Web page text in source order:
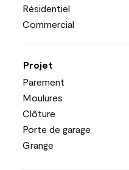
Résidentiel
Commercial
Projet
Parement
Moulures
Clôture
Porte de garage
Grange